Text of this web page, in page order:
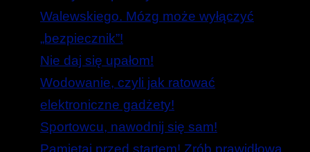
Walewskiego. Mózg może wyłączyć
„bezpiecznik”!
Nie daj się upałom!
Wodowanie, czyli jak ratować
elektroniczne gadżety!
Sportowcu, nawodnij się sam!